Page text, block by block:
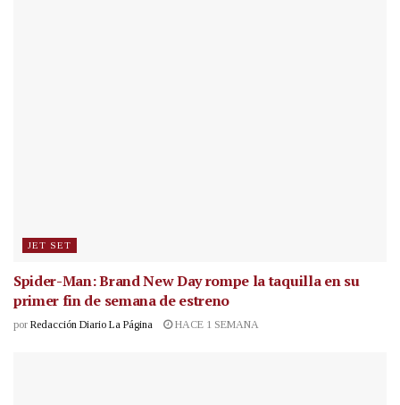
JET SET
Spider-Man: Brand New Day rompe la taquilla en su
primer fin de semana de estreno
por Redacción Diario La Página HACE 1 SEMANA